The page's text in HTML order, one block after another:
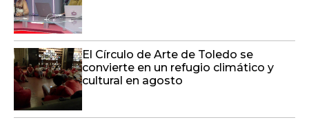
El Círculo de Arte de Toledo se
convierte en un refugio climático y
cultural en agosto